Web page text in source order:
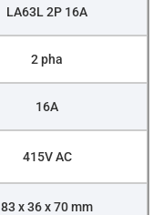
LA63L 2P 16A
2 pha
16A
415V AC
83 x 36 x 70 mm